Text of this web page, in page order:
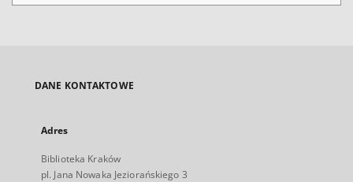
DANE KONTAKTOWE
Adres
Biblioteka Kraków
pl. Jana Nowaka Jeziorańskiego 3